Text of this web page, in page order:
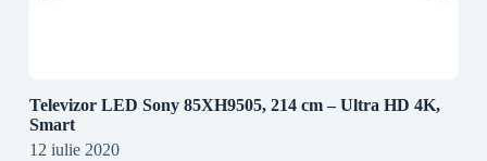
Televizor LED Sony 85XH9505, 214 cm – Ultra HD 4K,
Smart
12 iulie 2020